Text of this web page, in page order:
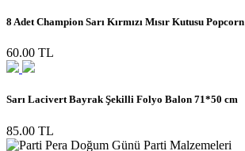
8 Adet Champion Sarı Kırmızı Mısır Kutusu Popcorn
60.00 TL
Sarı Lacivert Bayrak Şekilli Folyo Balon 71*50 cm
85.00 TL